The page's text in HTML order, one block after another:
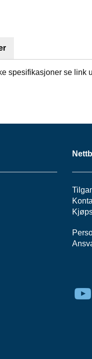
spesifikasjoner se link